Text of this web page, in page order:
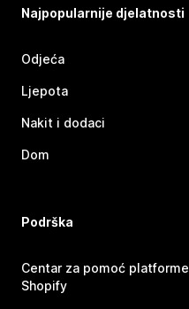
Najpopularnije djelatnosti
Odjeća
Ljepota
Nakit i dodaci
Dom
Podrška
Centar za pomoć platforme
Shopify